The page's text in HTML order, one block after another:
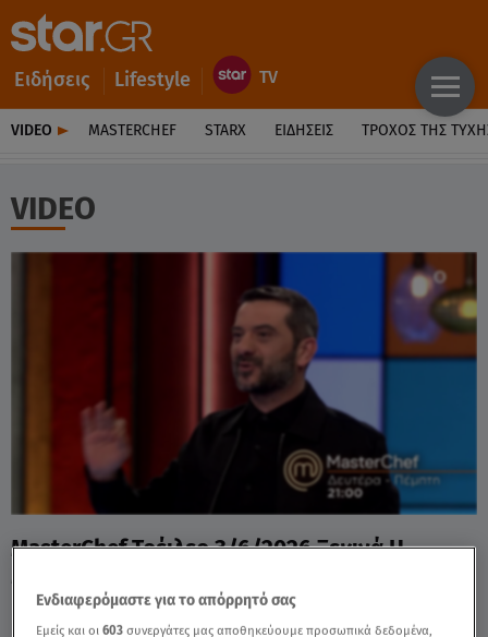
Ειδήσεις Lifestyle
VIDEO MASTERCHEF STARX ΕΙΔΉΣΕΙΣ ΤΡΟΧΌΣ ΤΗΣ
VIDEO
MasterChef Τρέιλερ 3/6/2026 Ξεκινά Η
Μητέρα Των Μαχών - Video
Ενδιαφερόμαστε για το απόρρητό σας
Εμείς και οι603 συνεργάτες μας αποθηκεύουμε προσωπικά δεδομένα,